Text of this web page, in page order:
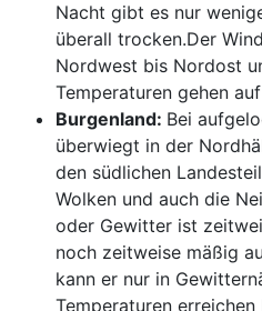
Nacht gibt es nur
überall trocken.Der
Nordwest bis Nordost
Temperaturen gehen
Burgenland: Bei
überwiegt in der
den südlichen
Wolken und auch die
oder Gewitter ist
noch zeitweise mäßig
kann er nur in
Temperaturen